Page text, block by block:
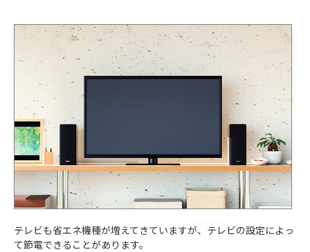
テレビも省エネ機種が増えてきていますが、テレビの設定によっ
て節電できることがあります。